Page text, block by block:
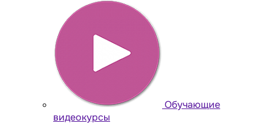
Обучающие
видеокурсы